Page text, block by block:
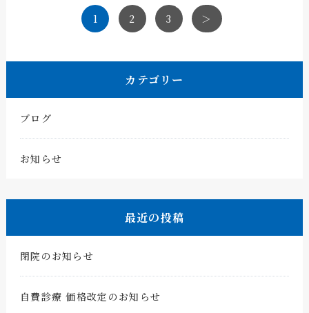
1 2 3 ＞
カテゴリー
ブログ
お知らせ
最近の投稿
閉院のお知らせ
自費診療 価格改定のお知らせ